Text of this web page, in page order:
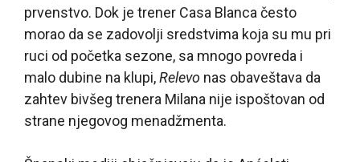
prvenstvo. Dok je trener Casa Blanca često
morao da se zadovolji sredstvima koja su mu pri
ruci od početka sezone, sa mnogo povreda i
malo dubine na klupi,Relevo nas obaveštava da
zahtev bivšeg trenera Milana nije ispoštovan od
strane njegovog menadžmenta.